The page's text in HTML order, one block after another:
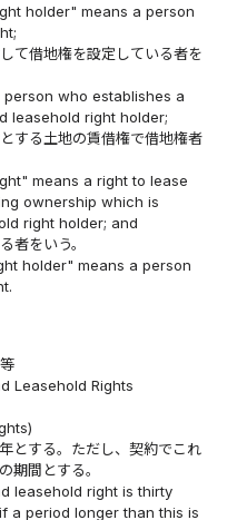
holder" means a person
て借地権を設定している者を
who establishes a
leasehold right holder;
する土地の賃借権で借地権者
means a right to lease
ownership which is
right holder; and
をいう。
holder" means a person
Leasehold Rights
とする。ただし、契約でこれ
期間とする。
leasehold right is thirty
a period longer than this is